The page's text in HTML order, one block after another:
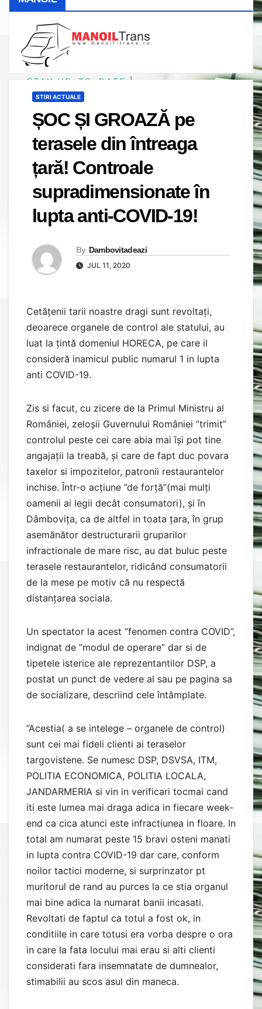
STIRI ACTUALE
ȘOC ȘI GROAZĂ pe
terasele din întreaga
țară! Controale
supradimensionate în
lupta anti-COVID-19!
By Dambovitadeazi
JUL 11, 2020
Cetățenii tarii noastre dragi sunt revoltați,
deoarece organele de control ale statului, au
luat la țintă domeniul HORECA, pe care il
consideră inamicul public numarul 1 in lupta
anti COVID-19.
Zis si facut, cu zicere de la Primul Ministru al
României, zeloșii Guvernului României ”trimit”
controlul peste cei care abia mai își pot tine
angajații la treabă, și care de fapt duc povara
taxelor si impozitelor, patronii restaurantelor
inchise. Într-o acțiune ”de forță”(mai mulți
oamenii ai legii decât consumatori), și în
Dâmbovița, ca de altfel in toata țara, în grup
asemănător destructurarii gruparilor
infractionale de mare risc, au dat buluc peste
terasele restaurantelor, ridicând consumatorii
de la mese pe motiv că nu respectă
distanțarea sociala.
Un spectator la acest ”fenomen contra COVID”,
indignat de ”modul de operare” dar si de
tipetele isterice ale reprezentantilor DSP, a
postat un punct de vedere al sau pe pagina sa
de socializare, descriind cele întâmplate.
”Acestia( a se intelege – organele de control)
sunt cei mai fideli clienti ai teraselor
targovistene. Se numesc DSP, DSVSA, ITM,
POLITIA ECONOMICA, POLITIA LOCALA,
JANDARMERIA si vin in verificari tocmai cand
iti este lumea mai draga adica in fiecare week-
end ca cica atunci este infractiunea in floare. In
total am numarat peste 15 bravi osteni manati
in lupta contra COVID-19 dar care, conform
noilor tactici moderne, si surprinzator pt
muritorul de rand au purces la ce stia organul
mai bine adica la numarat banii incasati.
Revoltati de faptul ca totul a fost ok, in
conditiile in care totusi era vorba despre o ora
in care la fata locului mai erau si alti clienti
considerati fara insemnatate de dumnealor,
stimabilii au scos asul din maneca.